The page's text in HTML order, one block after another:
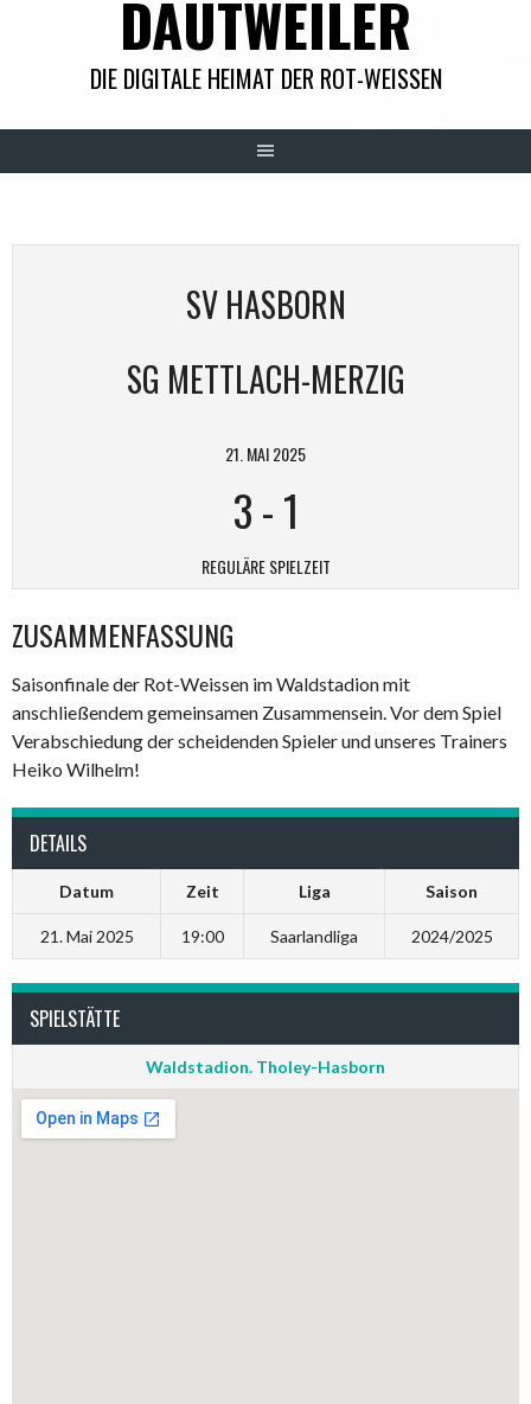
DAUTWEILER
DIE DIGITALE HEIMAT DER ROT-WEISSEN
SV HASBORN
SG METTLACH-MERZIG
21. MAI 2025
3-1
REGULÄRE SPIELZEIT
ZUSAMMENFASSUNG
Saisonfinale der Rot-Weissen im Waldstadion mit
anschließendem gemeinsamen Zusammensein. Vor dem Spiel
Verabschiedung der scheidenden Spieler und unseres Trainers
Heiko Wilhelm!
DETAILS
Datum Zeit Liga Saison
21. Mai 2025 19:00 Saarlandliga 2024/2025
SPIELSTÄTTE
Waldstadion. Tholey-Hasborn